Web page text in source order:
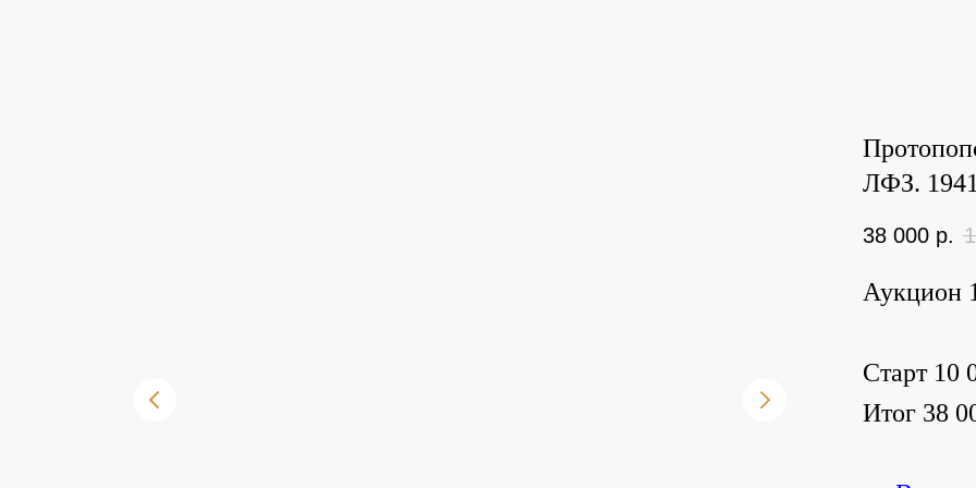
ЛФЗ.
38 000 р.
Аукцион
Старт 10
Итог 38